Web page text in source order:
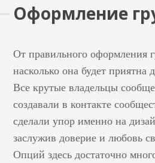
Оформление
От правильного оформления
насколько она будет приятна
Все крутые владельцы
создавали в контакте
сделали упор именно на
заслужив доверие и любовь
Опций здесь достаточно